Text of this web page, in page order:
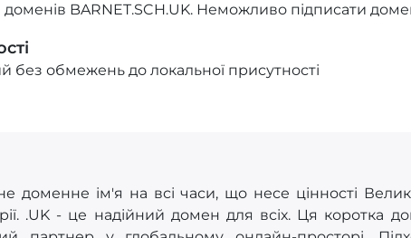
BARNET.SCH.UK. Неможливо підписати
обмежень до локальної присутності
доменне ім'я на всі часи, що несе цінності
.UK - це надійний домен для всіх. Ця коротка